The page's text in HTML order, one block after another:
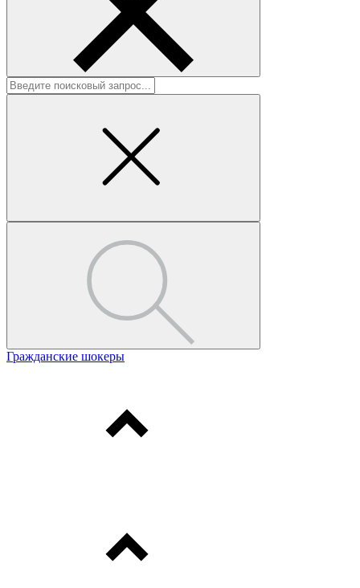
Гражданские шокеры